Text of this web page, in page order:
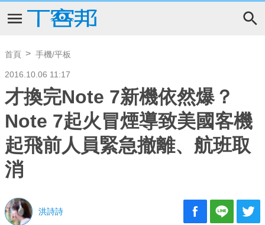
首頁 手機/平板
2016.10.06 11:17
才換完Note 7新機依然爆？
Note 7起火冒煙導致美國客機
起飛前人員緊急撤離、航班取
消
洪詩詩